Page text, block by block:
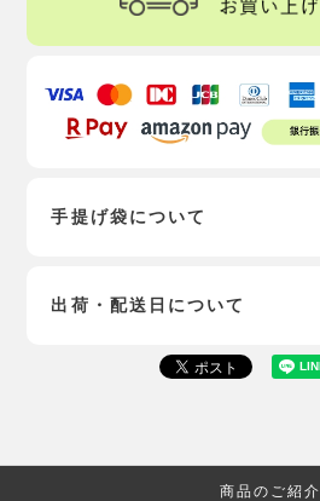
手提げ袋について
出荷・配送日について
商品のご紹介